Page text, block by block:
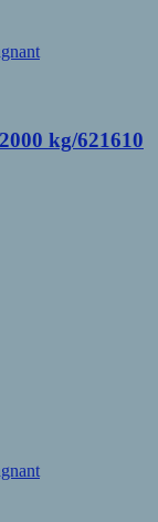
kg/621610